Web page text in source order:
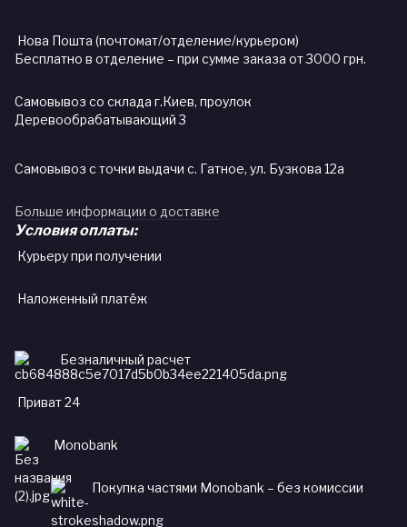
Нова Пошта (почтомат/отделение/курьером)
Бесплатно в отделение – при сумме заказа от 3000 грн.
Самовывоз со склада г.Киев, проулок
Деревообрабатывающий 3
Самовывоз с точки выдачи с. Гатное, ул. Бузкова 12а
Больше информации о доставке
Условия оплаты:
Курьеру при получении
Наложенный платёж
Безналичный расчет
Приват 24
Monobank
Покупка частями Monobank – без комиссии